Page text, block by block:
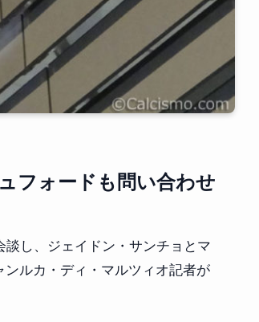
フォードも問い合わせ
し、ジェイドン・サンチョとマ
ルカ・ディ・マルツィオ記者が